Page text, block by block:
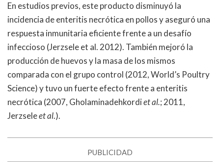
En estudios previos, este producto disminuyó la
incidencia de enteritis necrótica en pollos y aseguró una
respuesta inmunitaria eficiente frente a un desafío
infeccioso (Jerzsele et al. 2012). También mejoró la
producción de huevos y la masa de los mismos
comparada con el grupo control (2012, World’s Poultry
Science) y tuvo un fuerte efecto frente a enteritis
necrótica (2007, Gholaminadehkordiet al.; 2011,
Jerzseleet al.).
PUBLICIDAD